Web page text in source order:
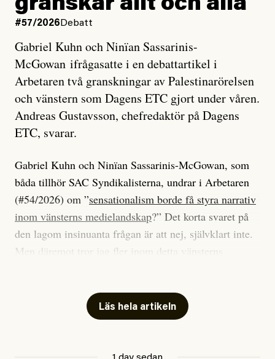
granskar allt och alla
#57/2026Debatt
Gabriel Kuhn och Ninïan Sassarinis-
McGowan ifrågasatte i en debattartikel i
Arbetaren två granskningar av Palestinarörelsen
och vänstern som Dagens ETC gjort under våren.
Andreas Gustavsson, chefredaktör på Dagens
ETC, svarar.
Gabriel Kuhn och Ninïan Sassarinis-McGowan, som
båda tillhör SAC Syndikalisterna, undrar i Arbetaren
(#54/2026) om ”sensationalism borde få styra narrativ
inom vänsterns medielandskap?” Det korta svaret på
den lagom insinuanta frågan är att nej, självklart inte.
Men däremot tror jag fler inom detta vänsterns
journalistik som vänder sig till många snarare än att
jaga inbördes beundran. Det har i alla fall fungerat för
Läs hela artikeln